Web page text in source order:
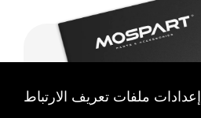
إعدادات ملفات تعريف الارتباط